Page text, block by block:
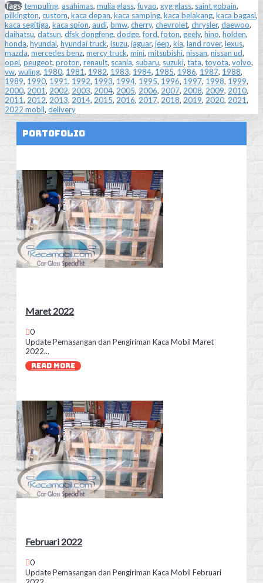
Tags:tempuling, asahimas, mulia glass,fuyao, xyg glass, saint gobain,
pilkington, custom, kaca depan, kaca samping, kaca belakang, kaca bagasi,
kaca segitiga, kaca spion, audi, bmw, cherry, chevrolet, chrysler, daewoo,
daihatsu, datsun, dfsk dongfeng, dodge,ford,foton, geely, hino, holden,
honda, hyundai, hyundai truck, isuzu, jaguar, jeep, kia, land rover, lexus,
mazda, mercedes benz, mercy truck, mini, mitsubishi, nissan, nissan ud,
opel, peugeot, proton, renault, scania, subaru, suzuki, tata, toyota, volvo,
vw, wuling, 1980, 1981, 1982, 1983, 1984, 1985, 1986, 1987, 1988,
1989, 1990, 1991, 1992, 1993, 1994, 1995, 1996, 1997, 1998, 1999,
2000, 2001, 2002, 2003, 2004, 2005, 2006, 2007, 2008, 2009, 2010,
2011, 2012, 2013, 2014, 2015, 2016, 2017, 2018, 2019, 2020, 2021,
2022 mobil, delivery
Portofolio
Maret 2022
0
Update Pemasangan dan Pengiriman Kaca Mobil Maret
2022...
READ MORE
Februari 2022
0
Update Pemasangan dan Pengiriman Kaca Mobil Februari